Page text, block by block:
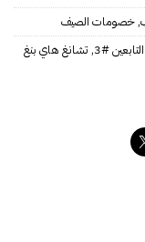
,خصومات الصيف
#3
, تشانغ هاي بنغ